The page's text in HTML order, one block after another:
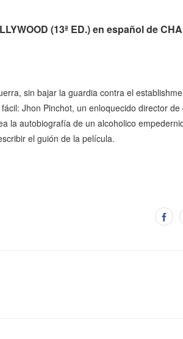
(13ª ED.) en español de
sin bajar la guardia contra el
Jhon Pinchot, un enloquecido director
la autobiografía de un alcoholico
el guión de la película.